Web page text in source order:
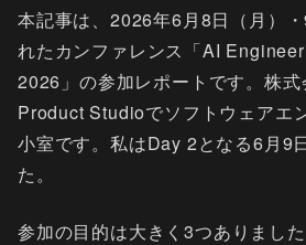
本記事は、2026年6月8日（月）
れたカンファレンス「AI
2026」の参加レポートです。株
Product Studioでソフトウェアエ
小室です。私はDay 2となる6月9
た。
参加の目的は大きく3つありまし